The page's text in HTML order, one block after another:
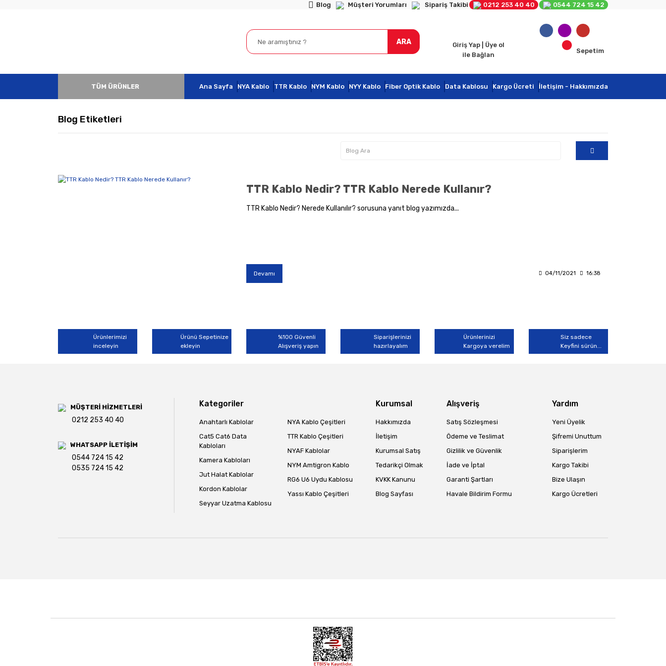
Blog Müşteri Yorumları Sipariş Takibi 0212 253 40 40 0544 724 15 42
ARA
Giriş Yap | Üye ol
ile Bağlan
Sepetim
TÜM ÜRÜNLER Ana Sayfa NYA Kablo TTR Kablo NYM Kablo NYY Kablo Fiber Optik Kablo Data Kablosu Kargo Ücreti İletişim - Hakkımızda
Blog Etiketleri
TTR Kablo Nedir? TTR Kablo Nerede Kullanır?
TTR Kablo Nedir? Nerede Kullanılır? sorusuna yanıt blog yazımızda...
Devamı 04/11/2021 16:38
Ürünlerimizi
inceleyin
Ürünü Sepetinize
ekleyin
%100 Güvenli
Alışveriş yapın
Siparişlerinizi
hazırlayalım
Ürünlerinizi
Kargoya verelim
Siz sadece
Keyfini sürün...
MÜŞTERİ HİZMETLERİ
0212 253 40 40
WHATSAPP İLETİŞİM
0544 724 15 42
0535 724 15 42
Kategoriler
Anahtarlı Kablolar
Cat5 Cat6 Data
Kabloları
Kamera Kabloları
Jut Halat Kablolar
Kordon Kablolar
Seyyar Uzatma Kablosu
NYA Kablo Çeşitleri
TTR Kablo Çeşitleri
NYAF Kablolar
NYM Amtigron Kablo
RG6 U6 Uydu Kablosu
Yassı Kablo Çeşitleri
Kurumsal
Hakkımızda
İletişim
Kurumsal Satış
Tedarikçi Olmak
KVKK Kanunu
Blog Sayfası
Alışveriş
Satış Sözleşmesi
Ödeme ve Teslimat
Gizlilik ve Güvenlik
İade ve İptal
Garanti Şartları
Havale Bildirim Formu
Yardım
Yeni Üyelik
Şifremi Unuttum
Siparişlerim
Kargo Takibi
Bize Ulaşın
Kargo Ücretleri